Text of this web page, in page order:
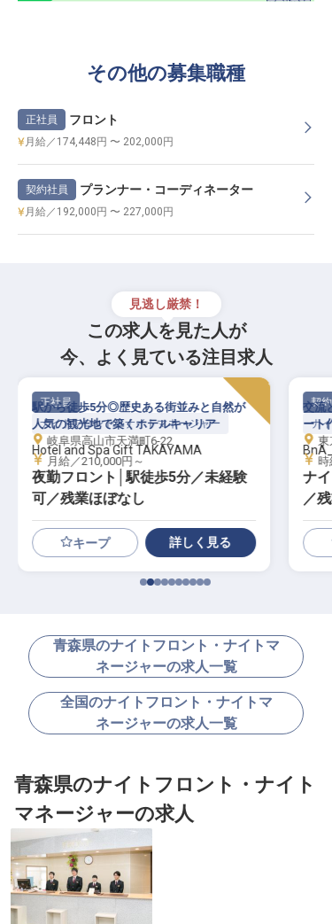
その他の募集職種
正社員 フロント
月給／174,448円 〜 202,000円
契約社員 プランナー・コーディネーター
月給／192,000円 〜 227,000円
見逃し厳禁！
この求人を見た人が
今、よく見ている注目求人
正社員
ナイトフロント・ナイトマネージャー
Hotel and Spa Gift TAKAYAMA
夜勤フロント│駅徒歩5分／未経験
可／残業ほぼなし
駅から徒歩5分◎歴史ある街並みと自然が
人気の観光地で築くホテルキャリア
岐阜県高山市天満町6-22
月給／210,000円～
キープ 詳しく見る
契約
ナ
ナ
／
日休
交流
ート
東
時
青森県のナイトフロント・ナイトマ
ネージャーの求人一覧
全国のナイトフロント・ナイトマ
ネージャーの求人一覧
青森県のナイトフロント・ナイト
マネージャーの求人